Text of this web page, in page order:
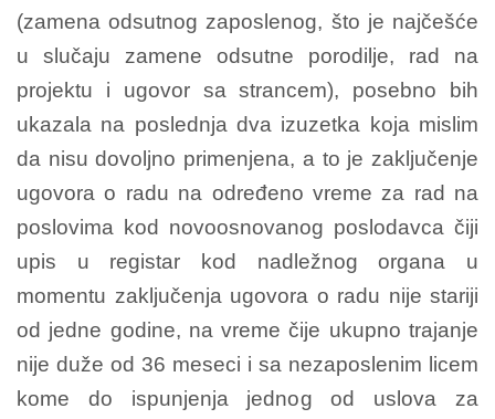
(zamena odsutnog zaposlenog, što je najčešće
u slučaju zamene odsutne porodilje, rad na
projektu i ugovor sa strancem), posebno bih
ukazala na poslednja dva izuzetka koja mislim
da nisu dovoljno primenjena, a to je zaključenje
ugovora o radu na određeno vreme za rad na
poslovima kod novoosnovanog poslodavca čiji
upis u registar kod nadležnog organa u
momentu zaključenja ugovora o radu nije stariji
od jedne godine, na vreme čije ukupno trajanje
nije duže od 36 meseci i sa nezaposlenim licem
kome do ispunjenja jednog od uslova za